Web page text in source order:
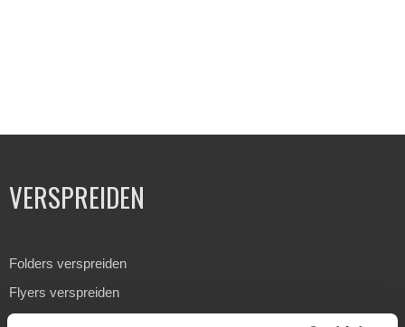
VERSPREIDEN
Folders verspreiden
Flyers verspreiden
Reclame verspreiden